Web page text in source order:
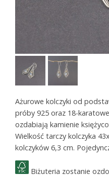
Ażurowe kolczyki od
próby 925 oraz 18-
ozdabiają kamienie
Wielkość tarczy kolczyka
kolczyków 6,3 cm.
Biżuteria zostanie